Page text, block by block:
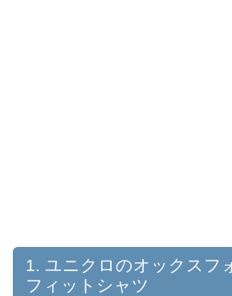
ユニクロのオックスフ
フィットシャツ